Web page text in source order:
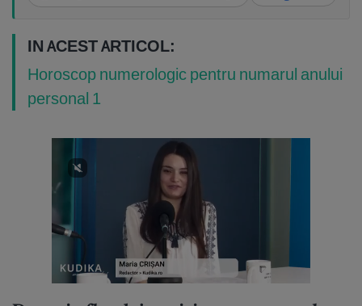
IN ACEST ARTICOL:
Horoscop numerologic pentru numarul anului
personal 1